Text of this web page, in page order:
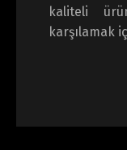
kaliteli
karşılamak